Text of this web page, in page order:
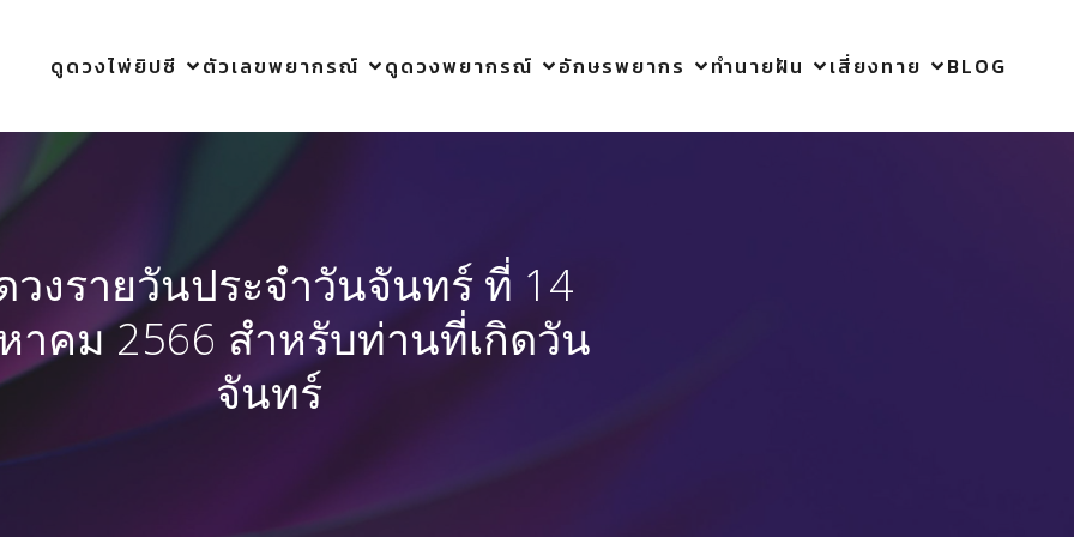
ดูดวงไพ่ยิปซี ตัวเลขพยากรณ์ ดูดวงพยากรณ์ อักษรพยากร ทำนายฝัน เสี่ยงทาย BLOG
วงรายวันประจำวันจันทร์ ที่ 14
าคม 2566 สำหรับท่านที่เกิดวัน
จันทร์